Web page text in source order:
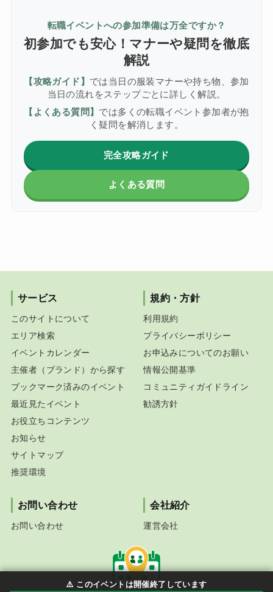
転職イベントへの参加準備は万全ですか？
初参加でも安心！マナーや疑問を徹底
解説
【攻略ガイド】 では当日の服装マナーや持ち物、参加
当日の流れをステップごとに詳しく解説。
【よくある質問】 では多くの転職イベント参加者が抱
く疑問を解消します。
完全攻略ガイド
よくある質問
⚠️ このイベントは開催終了しています
サービス
このサイトについて
エリア検索
イベントカレンダー
主催者（ブランド）から探す
ブックマーク済みのイベント
最近見たイベント
お役立ちコンテンツ
お知らせ
サイトマップ
推奨環境
規約・方針
利用規約
プライバシーポリシー
お申込みについてのお願い
情報公開基準
コミュニティガイドライン
勧誘方針
お問い合わせ
お問い合わせ
会社紹介
運営会社